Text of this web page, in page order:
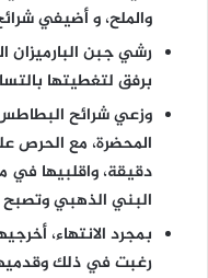
والملح، و أضيفي
رشي جبن
برفق لتغطيتها
وزعي شرائح
دقيقة، واقلبيها
البني الذهبي
بمجرد الانتهاء،
رغبت في ذلك